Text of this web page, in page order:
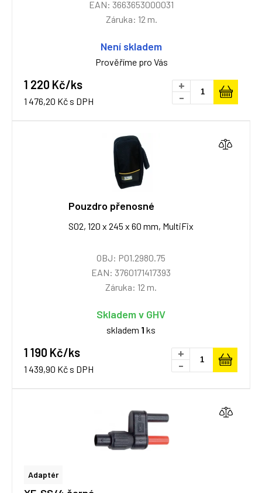
EAN: 3663653000031
Záruka: 12 m.
Není skladem
Prověříme pro Vás
1 220 Kč/ks
1 476,20 Kč s DPH
+
-
Pouzdro přenosné
S02, 120 x 245 x 60 mm, MultiFix
OBJ: P01.2980.75
EAN: 3760171417393
Záruka: 12 m.
Skladem v GHV
skladem 1 ks
1 190 Kč/ks
1 439,90 Kč s DPH
+
-
Adaptér